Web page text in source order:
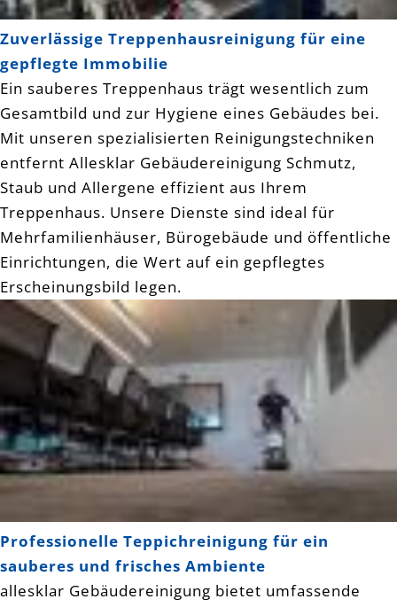
Zuverlässige Treppenhausreinigung für eine
gepflegte Immobilie
Ein sauberes Treppenhaus trägt wesentlich zum
Gesamtbild und zur Hygiene eines Gebäudes bei.
Mit unseren spezialisierten Reinigungstechniken
entfernt Allesklar Gebäudereinigung Schmutz,
Staub und Allergene effizient aus Ihrem
Treppenhaus. Unsere Dienste sind ideal für
Mehrfamilienhäuser, Bürogebäude und öffentliche
Einrichtungen, die Wert auf ein gepflegtes
Erscheinungsbild legen.
Professionelle Teppichreinigung für ein
sauberes und frisches Ambiente
allesklar Gebäudereinigung bietet umfassende